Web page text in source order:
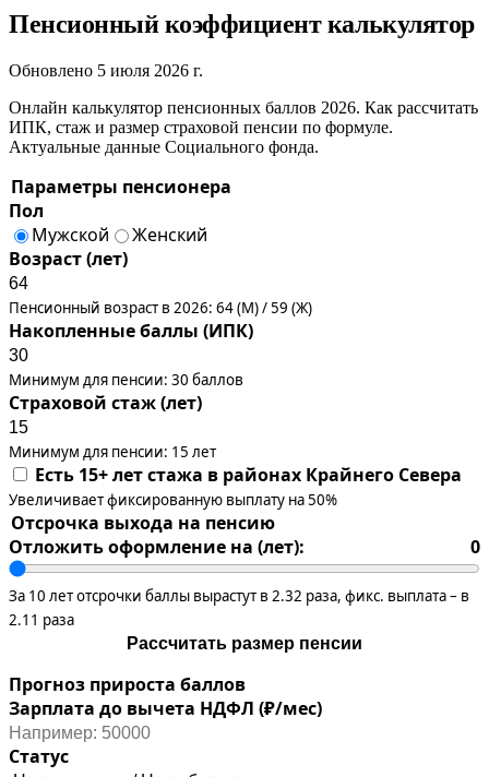
Пенсионный коэффициент калькулятор
Обновлено 5 июля 2026 г.
Онлайн калькулятор пенсионных баллов 2026. Как рассчитать
ИПК, стаж и размер страховой пенсии по формуле.
Актуальные данные Социального фонда.
Параметры пенсионера
Пол
Мужской
Женский
Возраст (лет)
Пенсионный возраст в 2026: 64 (М) / 59 (Ж)
Накопленные баллы (ИПК)
Минимум для пенсии: 30 баллов
Страховой стаж (лет)
Минимум для пенсии: 15 лет
Есть 15+ лет стажа в районах Крайнего Севера
Увеличивает фиксированную выплату на 50%
Отсрочка выхода на пенсию
Отложить оформление на (лет):
0
За 10 лет отсрочки баллы вырастут в 2.32 раза, фикс. выплата – в
2.11 раза
Рассчитать размер пенсии
Прогноз прироста баллов
Зарплата до вычета НДФЛ (₽/мес)
Статус